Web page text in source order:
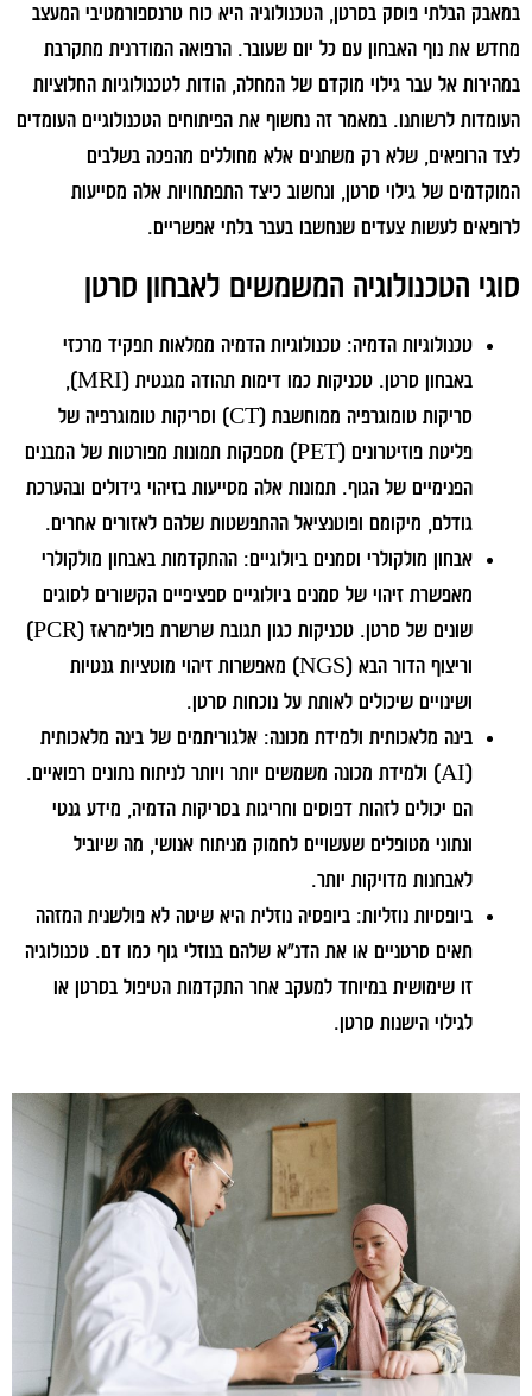
במאבק הבלתי פוסק בסרטן, הטכנולוגיה היא כוח טרנספורמטיבי המעצב
מחדש את נוף האבחון עם כל יום שעובר. הרפואה המודרנית מתקרבת
במהירות אל עבר גילוי מוקדם של המחלה, הודות לטכנולוגיות החלוציות
העומדות לרשותנו. במאמר זה נחשוף את הפיתוחים הטכנולוגיים העומדים
לצד הרופאים, שלא רק משתנים אלא מחוללים מהפכה בשלבים
המוקדמים של גילוי סרטן, ונחשוב כיצד התפתחויות אלה מסייעות
לרופאים לעשות צעדים שנחשבו בעבר בלתי אפשריים.
סוגי הטכנולוגיה המשמשים לאבחון סרטן
טכנולוגיות הדמיה: טכנולוגיות הדמיה ממלאות תפקיד מרכזי
באבחון סרטן. טכניקות כמו דימות תהודה מגנטית (MRI),
סריקות טומוגרפיה ממוחשבת (CT) וסריקות טומוגרפיה של
פליטת פוזיטרונים (PET) מספקות תמונות מפורטות של המבנים
הפנימיים של הגוף. תמונות אלה מסייעות בזיהוי גידולים ובהערכת
גודלם, מיקומם ופוטנציאל ההתפשטות שלהם לאזורים אחרים.
אבחון מולקולרי וסמנים ביולוגיים: ההתקדמות באבחון מולקולרי
מאפשרת זיהוי של סמנים ביולוגיים ספציפיים הקשורים לסוגים
שונים של סרטן. טכניקות כגון תגובת שרשרת פולימראז (PCR)
וריצוף הדור הבא (NGS) מאפשרות זיהוי מוטציות גנטיות
ושינויים שיכולים לאותת על נוכחות סרטן.
בינה מלאכותית ולמידת מכונה: אלגוריתמים של בינה מלאכותית
(AI) ולמידת מכונה משמשים יותר ויותר לניתוח נתונים רפואיים.
הם יכולים לזהות דפוסים וחריגות בסריקות הדמיה, מידע גנטי
ונתוני מטופלים שעשויים לחמוק מניתוח אנושי, מה שיוביל
לאבחנות מדויקות יותר.
ביופסיות נוזליות: ביופסיה נוזלית היא שיטה לא פולשנית המזהה
תאים סרטניים או את הדנ"א שלהם בנוזלי גוף כמו דם. טכנולוגיה
זו שימושית במיוחד למעקב אחר התקדמות הטיפול בסרטן או
לגילוי הישנות סרטן.